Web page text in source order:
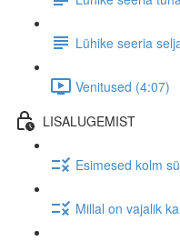
Lühike seeria
Venitused (4:07)
LISALUGEMIST
Esimesed kolm
Millal on vajalik